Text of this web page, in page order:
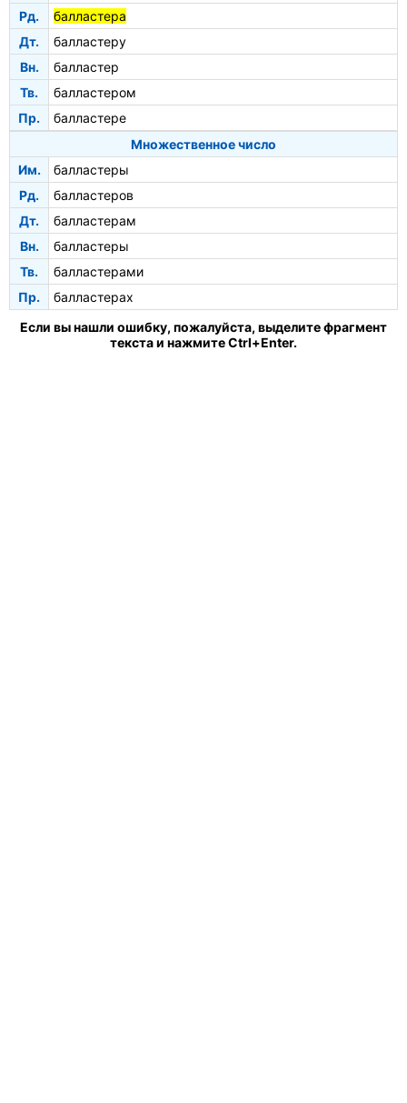
Рд.
балластера
Дт.
балластеру
Вн.
балластер
Тв.
балластером
Пр.
балластере
Множественное число
Им.
балластеры
Рд.
балластеров
Дт.
балластерам
Вн.
балластеры
Тв.
балластерами
Пр.
балластерах
Если вы нашли ошибку, пожалуйста, выделите фрагмент
текста и нажмите Ctrl+Enter.